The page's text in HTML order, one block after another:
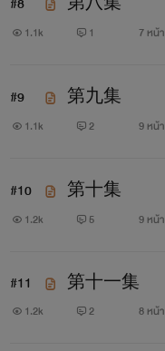
1.1k 1 7 หน้า
#9 第九集
1.1k 2 9 หน้า
#10 第十集
1.2k 5 9 หน้า
#11 第十一集
1.2k 2 8 หน้า